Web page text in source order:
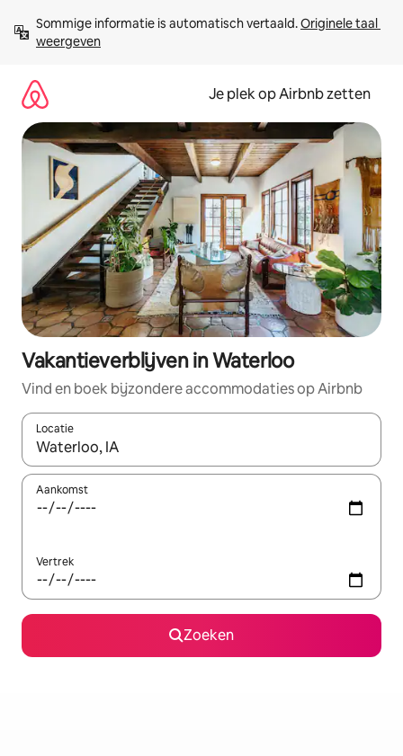
direct
naar
Sommige informatie is automatisch vertaald. Originele taal
weergeven
Je plek op Airbnb zetten
Vakantieverblijven in Waterloo
Vind en boek bijzondere accommodaties op Airbnb
Locatie
Wanneer er resultaten beschikbaar zijn, maak je een keuze
Aankomst
Vertrek
Zoeken